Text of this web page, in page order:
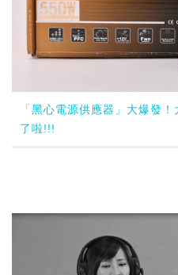
「黑心電源供應器」大爆發
了啦!!!